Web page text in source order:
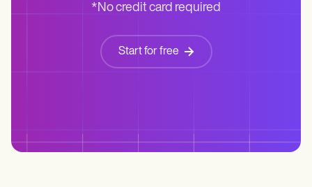
*No credit card required
Start for free